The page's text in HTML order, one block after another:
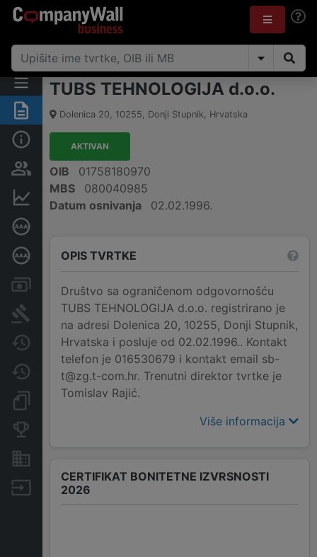
Sažetak
Osobe i vlasništvo
Dubinska bonitetna ocjena
Računi i blokade
Sudske objave
Javne nabavke
Promjene
Dokumenti i objave
Nekretnine i imovina
Izvoz
TUBS TEHNOLOGIJA d.o.o.
Dolenica 20, 10255, Donji Stupnik, Hrvatska
AKTIVAN
OIB
01758180970
MBS
080040985
Datum osnivanja
02.02.1996.
OPIS TVRTKE
Društvo sa ograničenom odgovornošću
TUBS TEHNOLOGIJA d.o.o. registrirano je
na adresi Dolenica 20, 10255, Donji Stupnik,
Hrvatska i posluje od 02.02.1996.. Kontakt
telefon je 016530679 i kontakt email sb-
t@zg.t-com.hr. Trenutni direktor tvrtke je
Tomislav Rajić.
Više informacija
CERTIFIKAT BONITETNE IZVRSNOSTI
2026